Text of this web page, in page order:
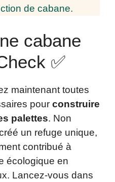
de cabane.
cabane
✅
maintenant toutes
pour construire
palettes. Non
un refuge unique,
contribué à
écologique en
Lancez-vous dans